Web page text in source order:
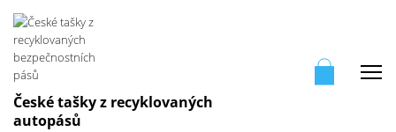
České tašky z recyklovaných
autopásů